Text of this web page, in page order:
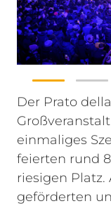
Der Prato
einmaliges
feierten rund
riesigen
geförderten